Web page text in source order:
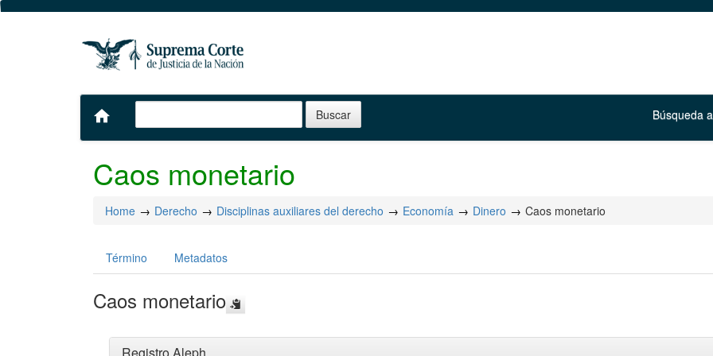
home Búsqueda
Caos monetario
Home Derecho Disciplinas auxiliares del derecho Economía Dinero Caos monetario
Término Metadatos
Caos monetario